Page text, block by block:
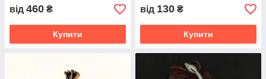
від 460 ₴
Купити
від 130 ₴
Купити